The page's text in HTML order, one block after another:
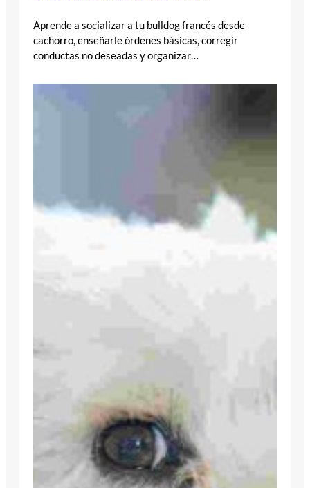
Aprende a socializar a tu bulldog francés desde
cachorro, enseñarle órdenes básicas, corregir
conductas no deseadas y organizar…